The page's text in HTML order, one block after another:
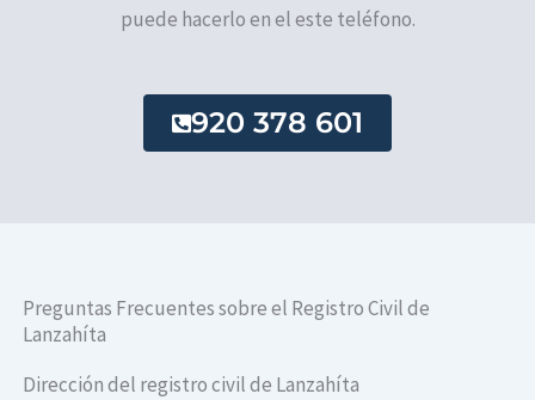
puede hacerlo en el este teléfono.
920 378 601
Preguntas Frecuentes sobre el Registro Civil de
Lanzahíta
Dirección del registro civil de Lanzahíta